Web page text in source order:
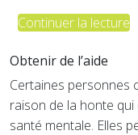
Continuer la lecture
Obtenir de l’aide
Certaines personnes
raison de la honte
santé mentale. Elles